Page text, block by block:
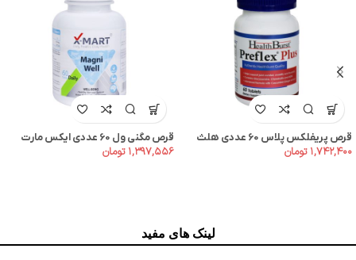
قرص پریفلکس پلاس 60 عددی هلث
برست
۱,۷۴۲,۴۰۰ تومان
قرص مگنی ول 60 عددی ایکس مارت
۱,۳۹۷,۵۵۶ تومان
لینک های مفید